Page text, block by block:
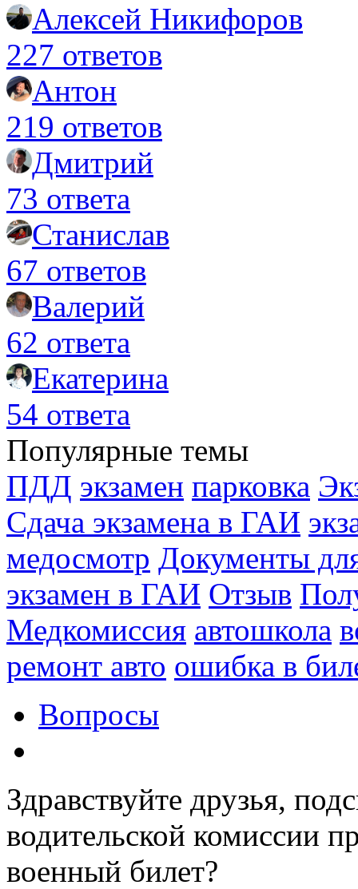
Алексей Никифоров
227 ответов
Антон
219 ответов
Дмитрий
73 ответа
Станислав
67 ответов
Валерий
62 ответа
Екатерина
54 ответа
Популярные темы
ПДД экзамен парковка
Сдача экзамена в ГАИ
медосмотр Документы
экзамен в ГАИ Отзыв
Медкомиссия автошкола
ремонт авто ошибка в
Вопросы
Здравствуйте друзья,
водительской комиссии
военный билет?